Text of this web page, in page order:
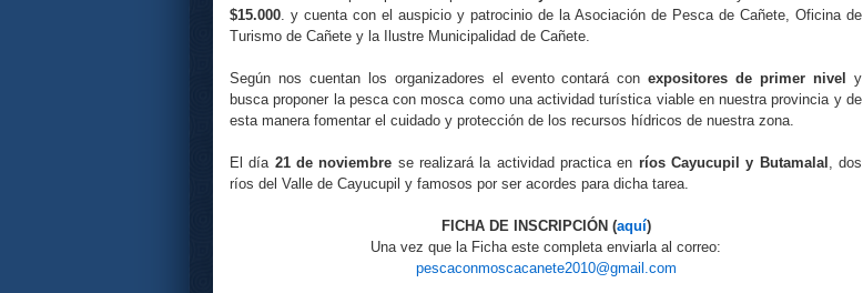
$15.000 . y cuenta con el auspicio y patrocinio de la Asociación de Pesca de Cañete, Oficina de
Turismo de Cañete y la Ilustre Municipalidad de Cañete.
Según nos cuentan los organizadores el evento contará conexpositores de primer nivel y
busca proponer la pesca con mosca como una actividad turística viable en nuestra provincia y de
esta manera fomentar el cuidado y protección de los recursos hídricos de nuestra zona.
El día 21 de noviembre se realizará la actividad practica en ríos Cayucupil y Butamalal , dos
ríos del Valle de Cayucupil y famosos por ser acordes para dicha tarea.
FICHA DE INSCRIPCIÓN (aquí)
Una vez que la Ficha este completa enviarla al correo:
pescaconmoscacanete2010@gmail.com